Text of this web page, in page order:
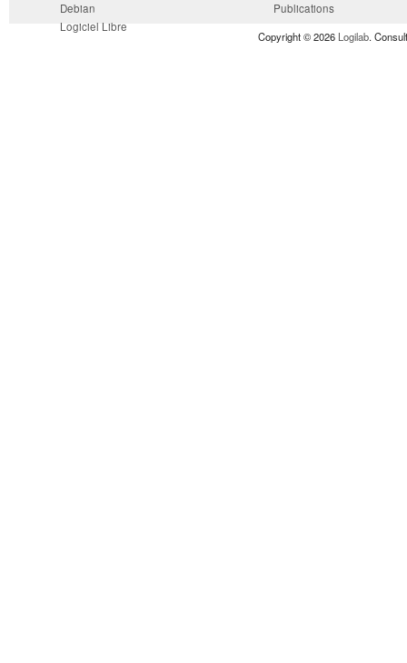
Debian
Logiciel Libre
Publications
Copyright © 2026 Logilab.